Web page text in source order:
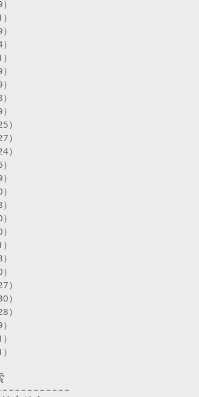
）
）
）
）
）
）